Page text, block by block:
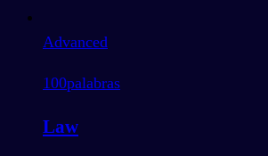
Advanced
100palabras
Law